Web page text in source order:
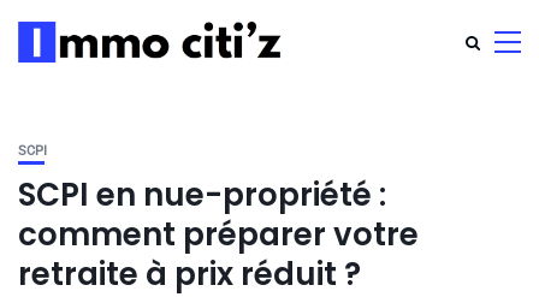
SCPI
SCPI en nue-propriété :
comment préparer votre
retraite à prix réduit ?